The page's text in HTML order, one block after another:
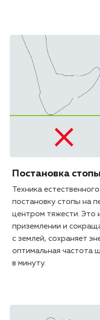
Постановка стопы
Техника
постановку стопы на
центром тяжести. Это
приземлении и
с землей, сохраняет
оптимальная частота
в минуту.